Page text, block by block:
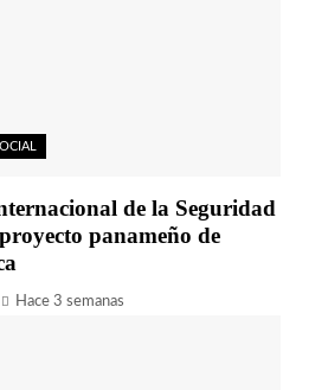
de la Seguridad
panameño de
Hace 3 semanas